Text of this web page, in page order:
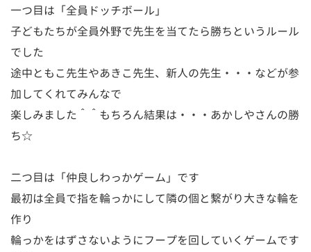
一つ目は「全員ドッチボール」
子どもたちが全員外野で先生を当てたら勝ちというルール
でした
途中ともこ先生やあきこ先生、新人の先生・・・などが参
加してくれてみんなで
楽しみました＾＾もちろん結果は・・・あかしやさんの勝
ち☆
二つ目は「仲良しわっかゲーム」です
最初は全員で指を輪っかにして隣の個と繋がり大きな輪を
作り
輪っかをはずさないようにフープを回していくゲームです